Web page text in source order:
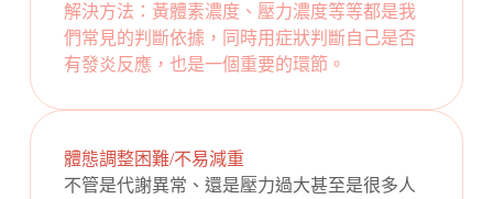
解決方法：黃體素濃度、壓力濃度等等都是我
們常見的判斷依據，同時用症狀判斷自己是否
有發炎反應，也是一個重要的環節。
體態調整困難/不易減重
不管是代謝異常、還是壓力過大甚至是很多人